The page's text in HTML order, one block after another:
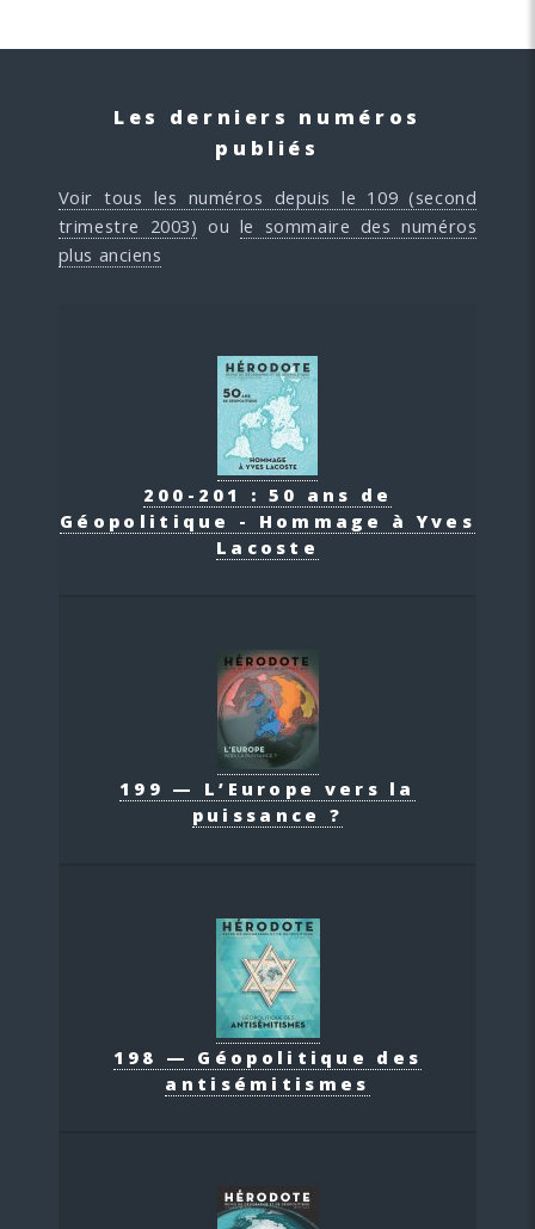
Les derniers numéros
publiés
Voir tous les numéros depuis le 109 (second
trimestre 2003) ou le sommaire des numéros
plus anciens
200-201 : 50 ans de
Géopolitique - Hommage à Yves
Lacoste
199 — L’Europe vers la
puissance ?
198 — Géopolitique des
antisémitismes